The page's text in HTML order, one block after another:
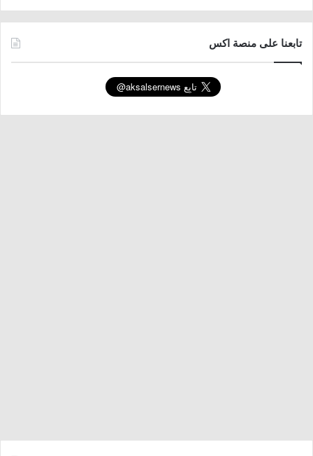
تابعنا على منصة اكس